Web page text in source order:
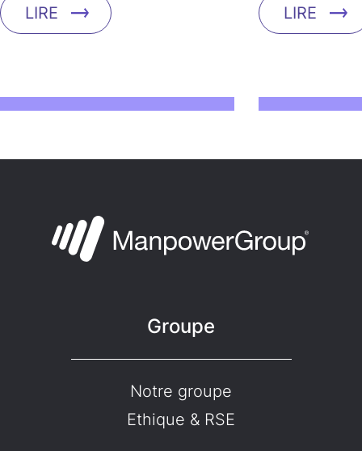
LIRE
LIRE
Groupe
Notre groupe
Ethique & RSE